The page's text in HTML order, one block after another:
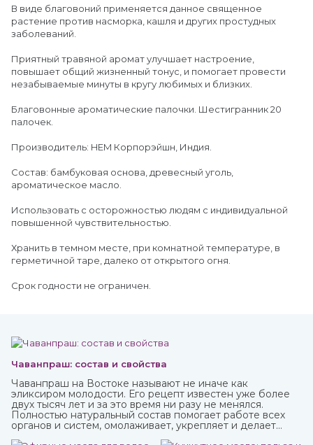
В виде благовоний применяется данное священное
растение против насморка, кашля и других простудных
заболеваний.
Приятный травяной аромат улучшает настроение,
повышает общий жизненный тонус, и помогает провести
незабываемые минуты в кругу любимых и близких.
Благовонные ароматические палочки. Шестигранник 20
палочек.
Производитель: HEM Корпорэйшн, Индия.
Состав: бамбуковая основа, древесный уголь,
ароматическое масло.
Использовать с осторожностью людям с индивидуальной
повышенной чувствительностью.
Хранить в темном месте, при комнатной температуре, в
герметичной таре, далеко от открытого огня.
Срок годности не ограничен.
Чаванпраш: состав и свойства
Чаванпраш на Востоке называют не иначе как
эликсиром молодости. Его рецепт известен уже более
двух тысяч лет и за это время ни разу не менялся.
Полностью натуральный состав помогает работе всех
органов и систем, омолаживает, укрепляет и делает